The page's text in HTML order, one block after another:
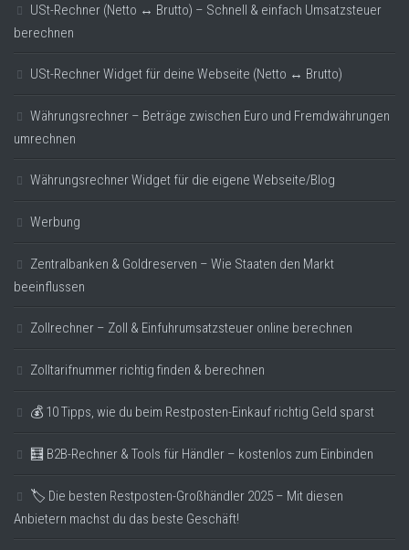
USt-Rechner (Netto ↔ Brutto) – Schnell & einfach Umsatzsteuer
berechnen
USt-Rechner Widget für deine Webseite (Netto ↔ Brutto)
Währungsrechner – Beträge zwischen Euro und Fremdwährungen
umrechnen
Währungsrechner Widget für die eigene Webseite/Blog
Werbung
Zentralbanken & Goldreserven – Wie Staaten den Markt
beeinflussen
Zollrechner – Zoll & Einfuhrumsatzsteuer online berechnen
Zolltarifnummer richtig finden & berechnen
💰 10 Tipps, wie du beim Restposten-Einkauf richtig Geld sparst
🧮 B2B-Rechner & Tools für Händler – kostenlos zum Einbinden
🏷️ Die besten Restposten-Großhändler 2025 – Mit diesen
Anbietern machst du das beste Geschäft!